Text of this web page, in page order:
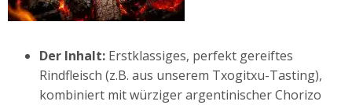
Der Inhalt: Erstklassiges, perfekt gereiftes
Rindfleisch (z.B. aus unserem Txogitxu-Tasting),
kombiniert mit würziger argentinischer Chorizo